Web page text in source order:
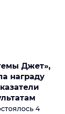
Джет»,
награду
4